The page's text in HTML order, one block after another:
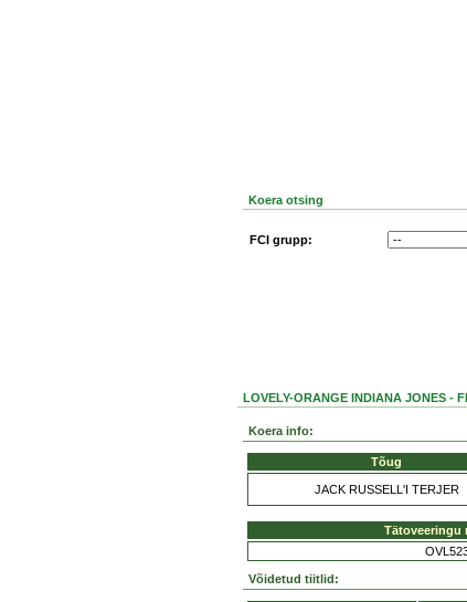
Koera otsing
FCI grupp:
LOVELY-ORANGE INDIANA JONES -
Koera info:
Tõug
JACK RUSSELL'I TERJER
Tätoveeringu
Võidetud tiitlid: